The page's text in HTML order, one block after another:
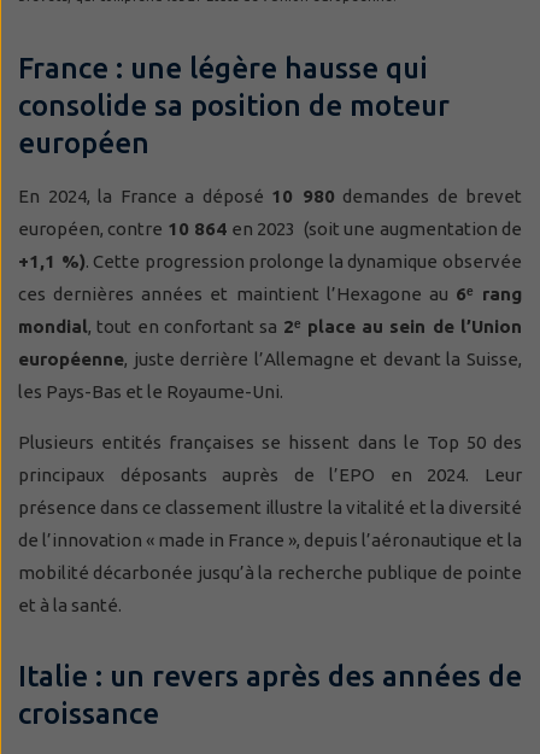
France : une légère hausse qui
consolide sa position de moteur
européen
En 2024, la France a déposé 10 980 demandes de brevet
européen, contre 10 864 en 2023 (soit une augmentation de
+1,1 %). Cette progression prolonge la dynamique observée
ces dernières années et maintient l’Hexagone au 6ᵉ rang
mondial, tout en confortant sa 2ᵉ place au sein de l’Union
européenne, juste derrière l’Allemagne et devant la Suisse,
les Pays-Bas et le Royaume-Uni.
Plusieurs entités françaises se hissent dans le Top 50 des
principaux déposants auprès de l’EPO en 2024. Leur
présence dans ce classement illustre la vitalité et la diversité
de l’innovation « made in France », depuis l’aéronautique et la
mobilité décarbonée jusqu’à la recherche publique de pointe
et à la santé.
Italie : un revers après des années de
croissance